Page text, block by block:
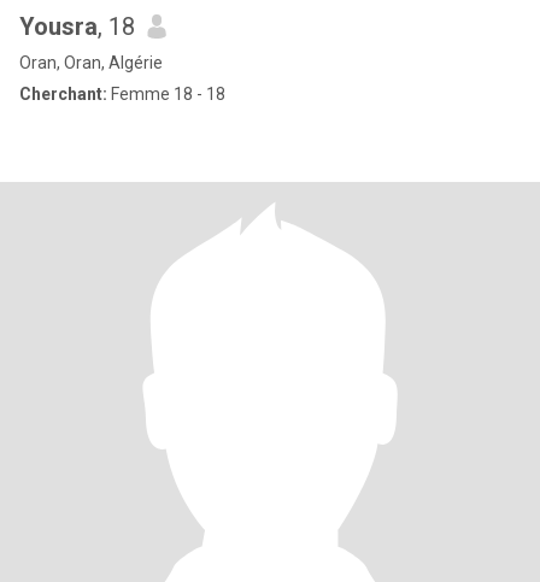
Yousra, 18
Oran, Oran, Algérie
Cherchant: Femme 18 - 18